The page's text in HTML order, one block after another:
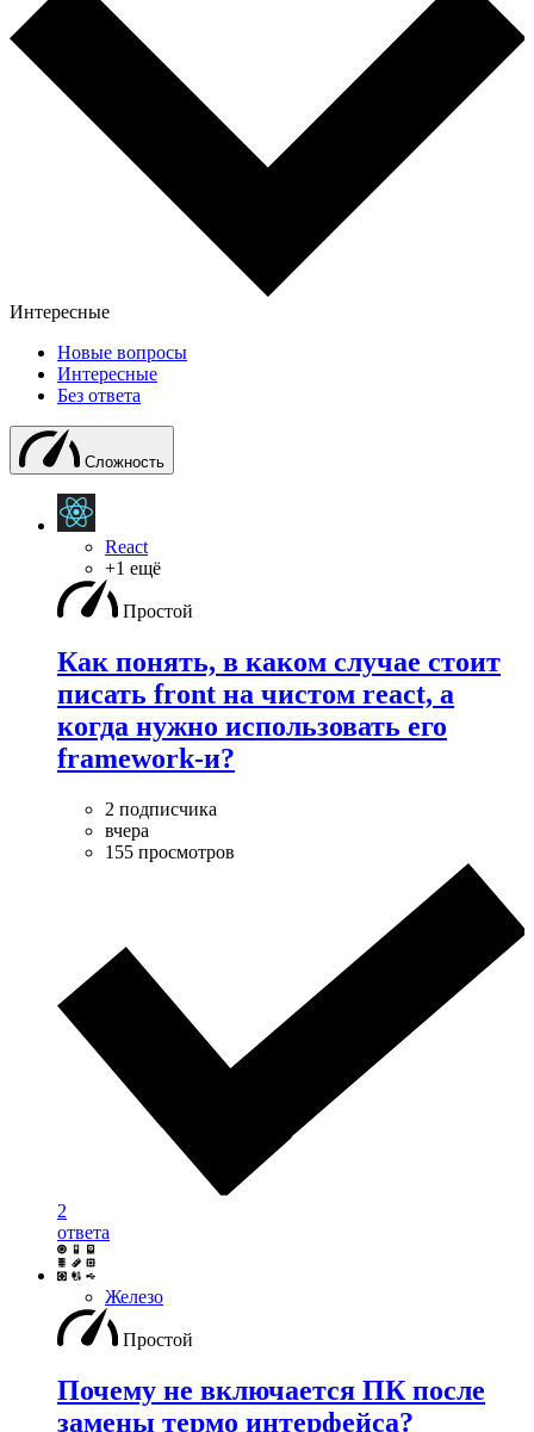
Интересные
Новые вопросы
Интересные
Без ответа
Сложность
React
+1 ещё
Простой
Как понять, в каком случае стоит
писать front на чистом react, а
когда нужно использовать его
framework-и?
2 подписчика
вчера
155 просмотров
2
ответа
Железо
Простой
Почему не включается ПК после
замены термо интерфейса?